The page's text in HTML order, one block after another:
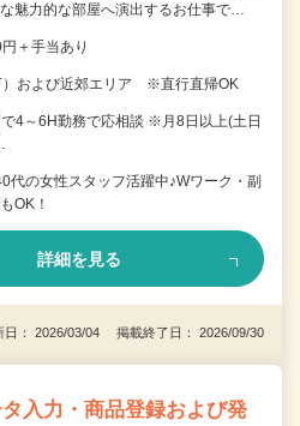
魅力的な部屋へ演出するお仕事で…
＋手当あり
）および近郊エリア ※直行直帰OK
4～6H勤務で応相談 ※月8日以上(土日
代の女性スタッフ活躍中♪Wワーク・副
OK！
詳細を見る
日： 2026/03/04 掲載終了日： 2026/09/30
入力・商品登録および発